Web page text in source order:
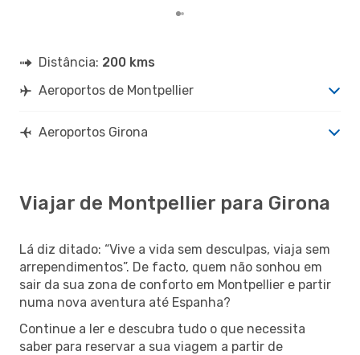
Distância: 200 kms
Aeroportos de Montpellier
Aeroportos Girona
Viajar de Montpellier para Girona
Lá diz ditado: “Vive a vida sem desculpas, viaja sem
arrependimentos”. De facto, quem não sonhou em
sair da sua zona de conforto em Montpellier e partir
numa nova aventura até Espanha?
Continue a ler e descubra tudo o que necessita
saber para reservar a sua viagem a partir de